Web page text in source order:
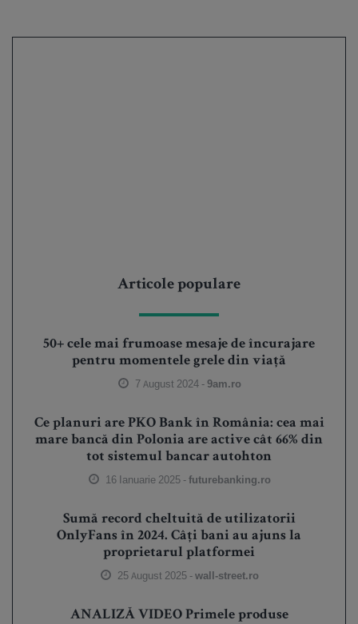
Articole populare
50+ cele mai frumoase mesaje de încurajare
pentru momentele grele din viață
7 August 2024 -9am.ro
Ce planuri are PKO Bank în România: cea mai
mare bancă din Polonia are active cât 66% din
tot sistemul bancar autohton
16 Ianuarie 2025 -futurebanking.ro
Sumă record cheltuită de utilizatorii
OnlyFans în 2024. Câți bani au ajuns la
proprietarul platformei
25 August 2025 -wall-street.ro
ANALIZĂ VIDEO Primele produse